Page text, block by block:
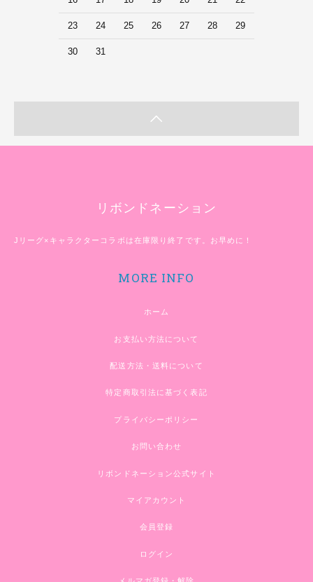
23 24 25 26 27 28 29
30 31
リボンドネーション
Jリーグ×キャラクターコラボは在庫限り終了です。お早めに！
MORE INFO
ホーム
お支払い方法について
配送方法・送料について
特定商取引法に基づく表記
プライバシーポリシー
お問い合わせ
リボンドネーション公式サイト
マイアカウント
会員登録
ログイン